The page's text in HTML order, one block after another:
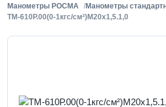
Манометры РОСМА
Манометры
ТМ-610Р.00(0-1кгс/см²)M20x1,5.1,0